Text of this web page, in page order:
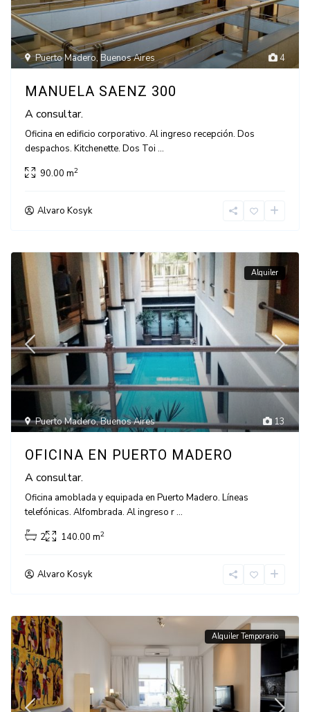
4
Puerto Madero,Buenos Aires
MANUELA SAENZ 300
A consultar.
Oficina en edificio corporativo. Al ingreso recepción. Dos
despachos. Kitchenette. Dos Toi...
90.00 m2
Alvaro Kosyk
13
Puerto Madero,Buenos Aires
Alquiler
OFICINA EN PUERTO MADERO
A consultar.
Oficina amoblada y equipada en Puerto Madero. Líneas
telefónicas. Alfombrada. Al ingreso r...
2
140.00 m2
Alvaro Kosyk
Alquiler Temporario